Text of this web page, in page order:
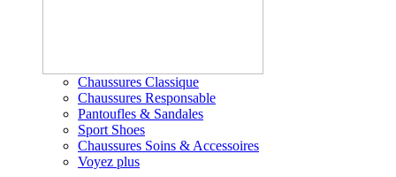
Chaussures Classique
Chaussures Responsable
Pantoufles & Sandales
Sport Shoes
Chaussures Soins & Accessoires
Voyez plus